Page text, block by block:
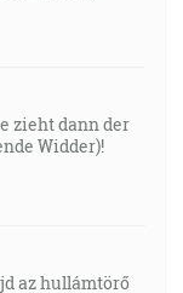
zieht dann der
Widder)!
az hullámtörő